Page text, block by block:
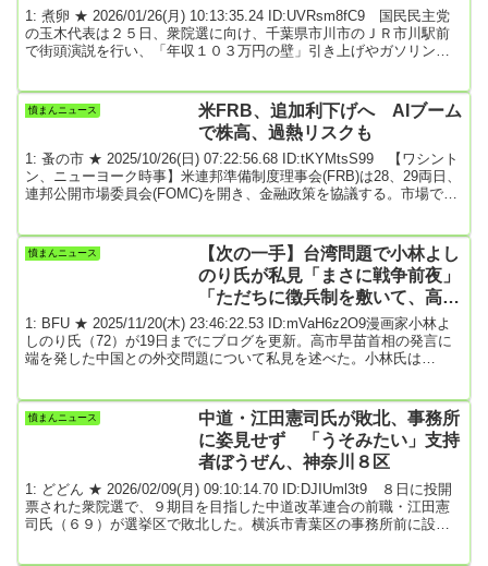
本位を強調(25日街頭演説)
1: 煮卵 ★ 2026/01/26(月) 10:13:35.24 ID:UVRsm8fC9 国民民主党
の玉木代表は２５日、衆院選に向け、千葉県市川市のＪＲ市川駅前
で街頭演説を行い、「年収１０３万円の壁」引き上げやガソリン暫
内５～７区の立候補予定者とマイクを握った。自民党と日本維新の
会の連立や、立憲民主党と公明党による「中道改革連合」の結成を
踏まえ、「我々はビルの谷間の街中華。...
憤まんニュース
米FRB、追加利下げへ AIブーム
で株高、過熱リスクも
1: 蚤の市 ★ 2025/10/26(日) 07:22:56.68 ID:tKYMtsS99 【ワシント
ン、ニューヨーク時事】米連邦準備制度理事会(FRB)は28、29両日、
連邦公開市場委員会(FOMC)を開き、金融政策を協議する。市場では
値を更新。「強気相場」は過熱の様相も帯びる中、FRBは政策運営
で微妙なかじ取りを迫られている。24日のニューヨーク株式市場で
憤まんニュース
【次の一手】台湾問題で小林よし
のり氏が私見「まさに戦争前夜」
「ただちに徴兵制を敷いて、高市
支持者を最前線へ」… ★6
1: BFU ★ 2025/11/20(木) 23:46:22.53 ID:mVaH6z2O9漫画家小林よ
しのり氏（72）が19日までにブログを更新。高市早苗首相の発言に
端を発した中国との外交問題について私見を述べた。小林氏は
て、特に高市政権誕生後、『ネトウヨ+高市首相・推し活ファン』に
よって、高市政権の支持率は不動になっている」と私見をつづっ
た。「中国の次の一手としては、漁船に見...
憤まんニュース
中道・江田憲司氏が敗北、事務所
に姿見せず 「うそみたい」支持
者ぼうぜん、神奈川８区
1: どどん ★ 2026/02/09(月) 09:10:14.70 ID:DJIUml3t9 ８日に投開
票された衆院選で、９期目を目指した中道改革連合の前職・江田憲
司氏（６９）が選挙区で敗北した。横浜市青葉区の事務所前に設置